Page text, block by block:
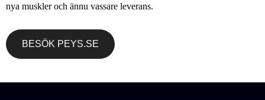
nya muskler och ännu vassare leverans.
BESÖK PEYS.SE